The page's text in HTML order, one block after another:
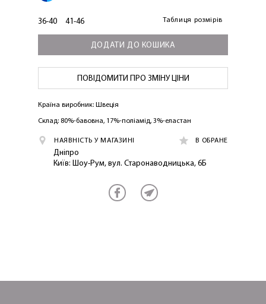
36-40 41-46 Таблиця розмірів
ДОДАТИ ДО КОШИКА
ПОВІДОМИТИ ПРО ЗМІНУ ЦІНИ
Країна виробник: Швеція
Склад: 80%-бавовна, 17%-поліамід, 3%-еластан
НАЯВНІСТЬ У МАГАЗИНІ В ОБРАНЕ
Дніпро
Київ: Шоу-Рум, вул. Старонаводницька, 6Б
ПЕРШЕ ПОКУПКУ
ОТРИМАТИ!